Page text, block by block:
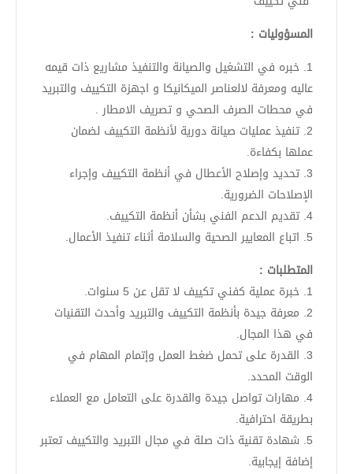
المسؤوليات :
1. خبره في التشغيل والصيانة والتنفيذ مشاريع ذات قيمه
عاليه ومعرفة لالعناصر الميكانيكا و اجهزة التكييف والتبريد
في محطات الصرف الصحي و تصريف الامطار .
2. تنفيذ عمليات صيانة دورية لأنظمة التكييف لضمان
عملها بكفاءة.
3. تحديد وإصلاح الأعطال في أنظمة التكييف وإجراء
الإصلاحات الضرورية.
4. تقديم الدعم الفني بشأن أنظمة التكييف.
5. اتباع المعايير الصحية والسلامة أثناء تنفيذ الأعمال.
المتطلبات :
1. خبرة عملية كفني تكييف لا تقل عن 5 سنوات.
2. معرفة جيدة بأنظمة التكييف والتبريد وأحدث التقنيات
في هذا المجال.
3. القدرة على تحمل ضغط العمل وإتمام المهام في
الوقت المحدد.
4. مهارات تواصل جيدة والقدرة على التعامل مع العملاء
بطريقة احترافية.
5. شهادة تقنية ذات صلة في مجال التبريد والتكييف تعتبر
إضافة إيجابية.